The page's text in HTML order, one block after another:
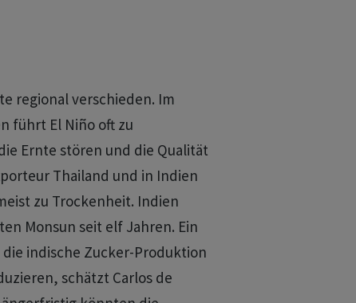
‌regional verschieden. Im
führt El Niño oft zu
Ernte stören und die Qualität
Thailand und in Indien
zu Trockenheit. ‌Indien
Monsun seit elf Jahren. Ein
indische Zucker-Produktion
schätzt Carlos de